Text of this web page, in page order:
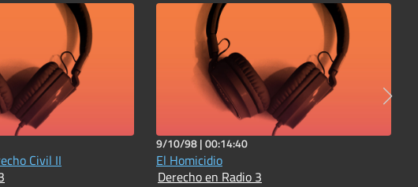
Civil II
9/10/98 |00:14:40
El Homicidio
Derecho en Radio 3